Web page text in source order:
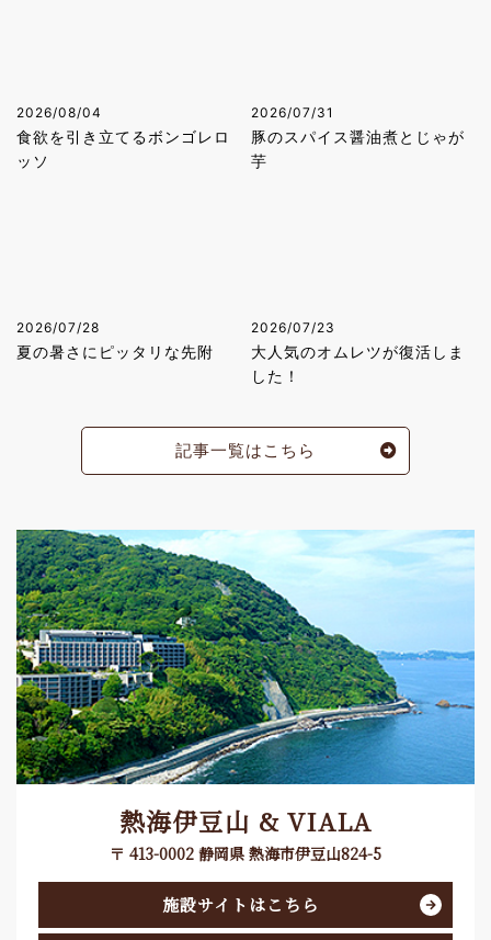
2026/08/04
食欲を引き立てるボンゴレロ
ッソ
2026/07/31
豚のスパイス醤油煮とじゃが
芋
2026/07/28
夏の暑さにピッタリな先附
2026/07/23
大人気のオムレツが復活しま
した！
記事一覧はこちら
熱海伊豆山 & VIALA
〒 413-0002 静岡県 熱海市伊豆山824-5
施設サイトはこちら